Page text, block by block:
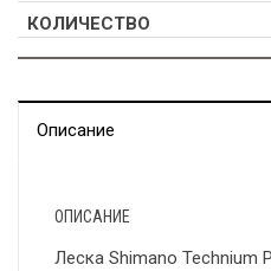
Описание
ОПИСАНИЕ
Леска Shimano Technium